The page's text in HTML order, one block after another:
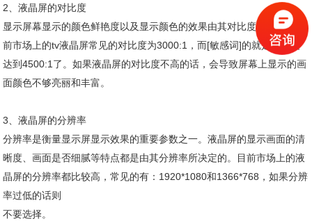
2、液晶屏的对比度
显示屏幕显示的颜色鲜艳度以及显示颜色的效果由其对比度所决定。目
前市场上的tv液晶屏常见的对比度为3000:1，而[敏感词]的就是对比度
达到4500:1了。如果液晶屏的对比度不高的话，会导致屏幕上显示的画
面颜色不够亮丽和丰富。
3、液晶屏的分辨率
分辨率是衡量显示屏显示效果的重要参数之一。液晶屏的显示画面的清
晰度、画面是否细腻等特点都是由其分辨率所决定的。目前市场上的液
晶屏的分辨率都比较高，常见的有：1920*1080和1366*768，如果分辨
率过低的话则
不要选择。